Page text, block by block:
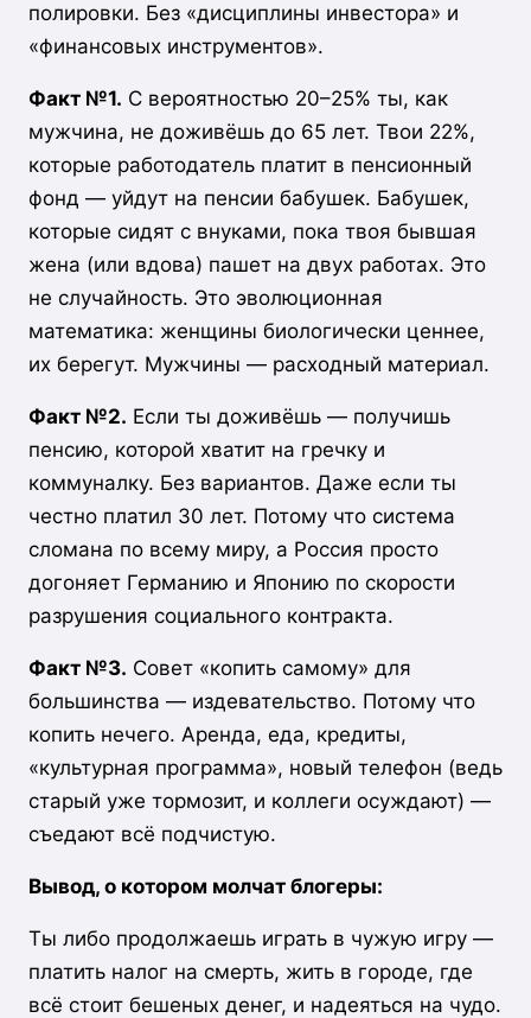
полировки. Без «дисциплины инвестора» и
«финансовых инструментов».
Факт №1. С вероятностью 20–25% ты, как
мужчина, не доживёшь до 65 лет. Твои 22%,
которые работодатель платит в пенсионный
фонд — уйдут на пенсии бабушек. Бабушек,
которые сидят с внуками, пока твоя бывшая
жена (или вдова) пашет на двух работах. Это
не случайность. Это эволюционная
математика: женщины биологически ценнее,
их берегут. Мужчины — расходный материал.
Факт №2. Если ты доживёшь — получишь
пенсию, которой хватит на гречку и
коммуналку. Без вариантов. Даже если ты
честно платил 30 лет. Потому что система
сломана по всему миру, а Россия просто
догоняет Германию и Японию по скорости
разрушения социального контракта.
Факт №3. Совет «копить самому» для
большинства — издевательство. Потому что
копить нечего. Аренда, еда, кредиты,
«культурная программа», новый телефон (ведь
старый уже тормозит, и коллеги осуждают) —
съедают всё подчистую.
Вывод, о котором молчат блогеры:
Ты либо продолжаешь играть в чужую игру —
платить налог на смерть, жить в городе, где
всё стоит бешеных денег, и надеяться на чудо.